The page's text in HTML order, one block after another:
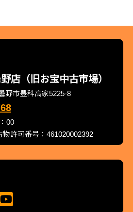
店（旧お宝中古市場）
野市豊科高家5225-8
00
許可番号：461020002392